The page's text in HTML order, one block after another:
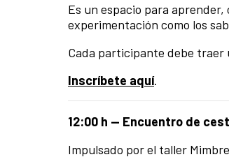
Es un espacio para
experimentación como los
Cada participante debe traer
Inscríbete aquí.
12:00 h — Encuentro de
Impulsado por el taller